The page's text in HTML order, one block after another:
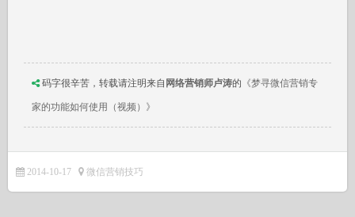
码字很辛苦，转载请注明来自 网络营销师卢涛的 《梦寻微信营销专
家的功能如何使用（视频）》
2014-10-17 微信营销技巧